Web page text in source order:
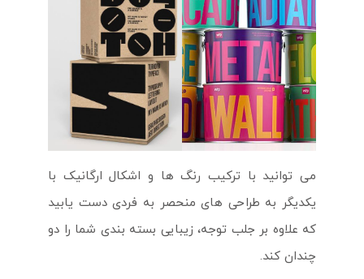
می توانید با ترکیب رنگ ها و اشکال ارگانیک با
یکدیگر به طراحی های منحصر به فردی دست یابید
که علاوه بر جلب توجه، زیبایی بسته بندی شما را دو
چندان کند.